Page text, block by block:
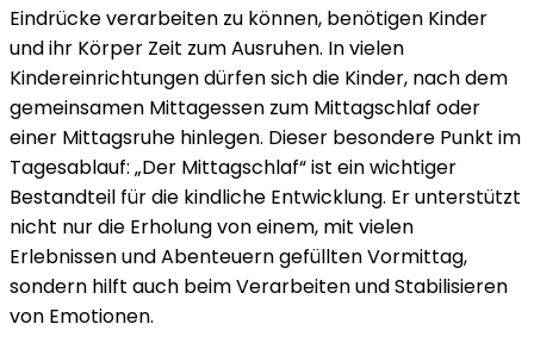
Eindrücke verarbeiten zu können, benötigen Kinder
und ihr Körper Zeit zum Ausruhen. In vielen
Kindereinrichtungen dürfen sich die Kinder, nach dem
gemeinsamen Mittagessen zum Mittagschlaf oder
einer Mittagsruhe hinlegen. Dieser besondere Punkt im
Tagesablauf: „Der Mittagschlaf“ ist ein wichtiger
Bestandteil für die kindliche Entwicklung. Er unterstützt
nicht nur die Erholung von einem, mit vielen
Erlebnissen und Abenteuern gefüllten Vormittag,
sondern hilft auch beim Verarbeiten und Stabilisieren
von Emotionen.